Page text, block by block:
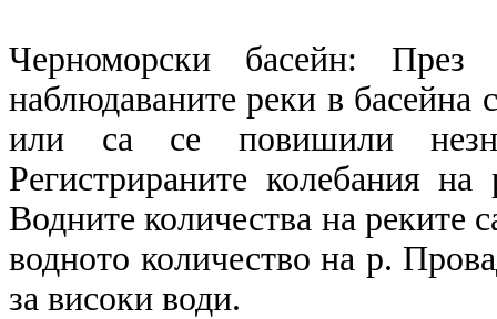
Черноморски басейн: През
наблюдаваните реки в басейна
или са се повишили
Регистрираните колебания
Водните количества на реките
водното количество на р.
за високи води.